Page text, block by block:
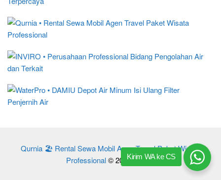
Qurnia 🏖️ Rental Sewa Mobil Agen Travel Paket Wisata
Professional© 2017 – 2024
Kirim WA ke CS